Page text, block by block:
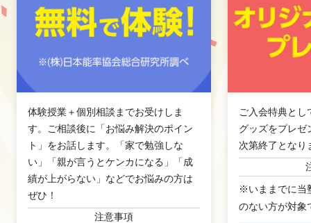
体験授業＋個別相談までお受けしま
す。ご相談後に「お悩み解決のポイン
ト」をお話します。「家で勉強しな
い」「親が言うとケンカになる」「成
績が上がらない」などでお悩みの方は
ぜひ！
注意事項
ご入会特典とし
グッズをプレゼ
次第終了となり
※いままでに当
のない方が対象